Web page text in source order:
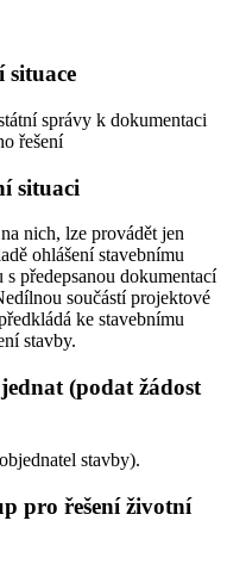
situace
správy k dokumentaci
řešení
situaci
nich, lze provádět jen
ohlášení stavebnímu
předepsanou dokumentací
součástí projektové
ke stavebnímu
stavby.
(podat žádost
stavby).
pro řešení životní